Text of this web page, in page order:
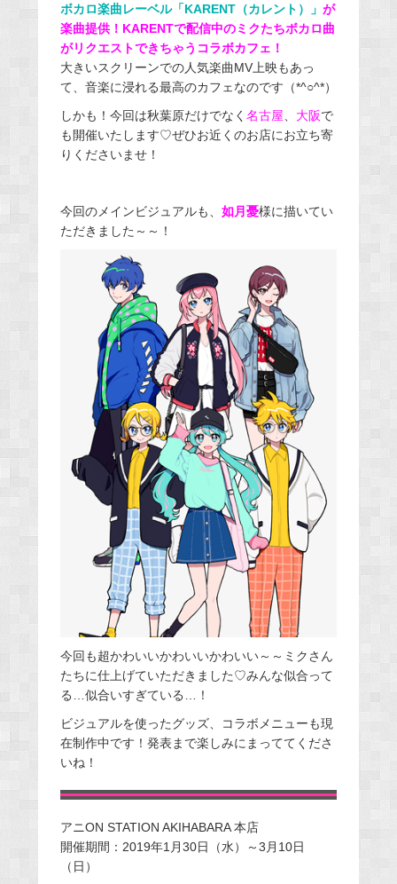
ボカロ楽曲レーベル「KARENT（カレント）」 が
楽曲提供！KARENTで配信中のミクたちボカロ曲
がリクエストできちゃうコラボカフェ！
大きいスクリーンでの人気楽曲MV上映もあっ
て、音楽に浸れる最高のカフェなのです（*^○^*）
しかも！今回は秋葉原だけでなく 名古屋 大阪で
も開催いたします♡ぜひお近くのお店にお立ち寄
りくださいませ！
今回のメインビジュアルも、 如月憂様に描いてい
ただきました～～！
今回も超かわいいかわいいかわいい～～ミクさん
たちに仕上げていただきました♡みんな似合って
る…似合いすぎている…！
ビジュアルを使ったグッズ、コラボメニューも現
在制作中です！発表まで楽しみにまっててくださ
いね！
アニON STATION AKIHABARA 本店
開催期間：2019年1月30日（水）～3月10日
（日）